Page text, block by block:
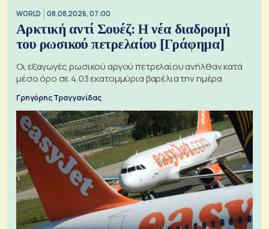
WORLD 08.08.2026, 07:00
Αρκτική αντί Σουέζ: Η νέα διαδρομή
του ρωσικού πετρελαίου [Γράφημα]
Οι εξαγωγές ρωσικού αργού πετρελαίου ανήλθαν κατά
μέσο όρο σε 4,03 εκατομμύρια βαρέλια την ημέρα
Γρηγόρης Τραγγανίδας